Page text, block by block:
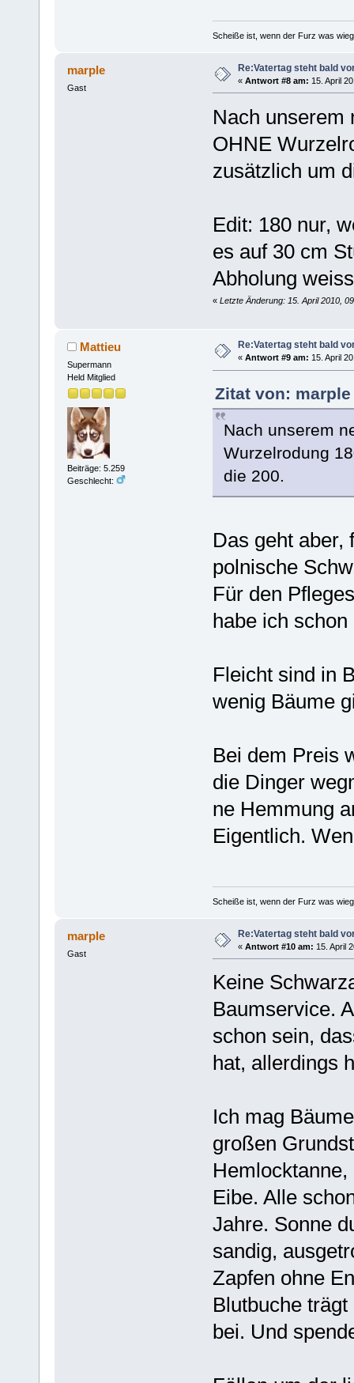
Scheiße ist, wenn der Furz was
marple
Gast
Re:Vatertag steht bald
« Antwort #8 am: 15. April
Nach unserem
OHNE
zusätzlich um
Edit: 180 nur,
es auf 30 cm
Abholung
« Letzte Änderung: 15. April 2010,
Mattieu
Supermann
Held Mitglied
Beiträge: 5.259
Geschlecht:
Re:Vatertag steht bald
« Antwort #9 am: 15. April
Zitat von: marple
Nach unserem
Wurzelrodung
die 200.
Das geht aber,
polnische
Für den
habe ich
Fleicht sind in
wenig Bäume
Bei dem Preis
die Dinger
ne Hemmung
Eigentlich.
Scheiße ist, wenn der Furz was
marple
Gast
Re:Vatertag steht bald
« Antwort #10 am: 15. April
Keine
Baumservice.
schon sein,
hat, allerdings
Ich mag
großen
Eibe. Alle
Jahre. Sonne
sandig,
Zapfen ohne
Blutbuche
bei. Und